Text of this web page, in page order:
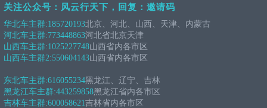
关注公众号：风云行天下，回复：邀请码
华北车主群:185720193北京、河北、山西、天津、内蒙古
河北车主群:773448863河北省北京天津
山西车主群:1025227748山西省内各市区
山西车主群2:550604143山西省内各市区
东北车主群:616055234黑龙江、辽宁、吉林
黑龙江车主群:443259858黑龙江省内各市区
吉林车主群:600058621吉林省内各市区